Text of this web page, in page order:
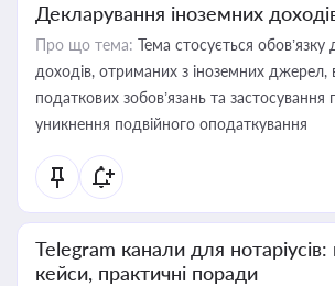
Декларування іноземних
Про що тема: Тема стосується обов’язку
доходів, отриманих з іноземних джерел,
податкових зобов’язань та застосування
уникнення подвійного оподаткування
Telegram канали для нотаріусів:
кейси, практичні поради